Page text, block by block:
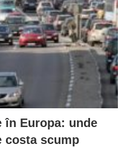
în Europa: unde
costa scump